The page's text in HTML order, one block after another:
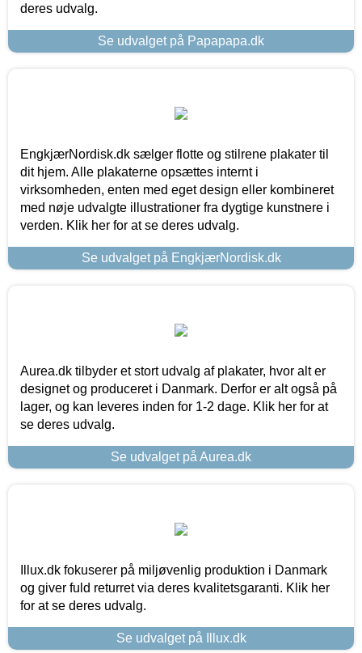
deres udvalg.
Se udvalget på Papapapa.dk
EngkjærNordisk.dk sælger flotte og stilrene plakater til
dit hjem. Alle plakaterne opsættes internt i
virksomheden, enten med eget design eller kombineret
med nøje udvalgte illustrationer fra dygtige kunstnere i
verden. Klik her for at se deres udvalg.
Se udvalget på EngkjærNordisk.dk
Aurea.dk tilbyder et stort udvalg af plakater, hvor alt er
designet og produceret i Danmark. Derfor er alt også på
lager, og kan leveres inden for 1-2 dage. Klik her for at
se deres udvalg.
Se udvalget på Aurea.dk
Illux.dk fokuserer på miljøvenlig produktion i Danmark
og giver fuld returret via deres kvalitetsgaranti. Klik her
for at se deres udvalg.
Se udvalget på Illux.dk